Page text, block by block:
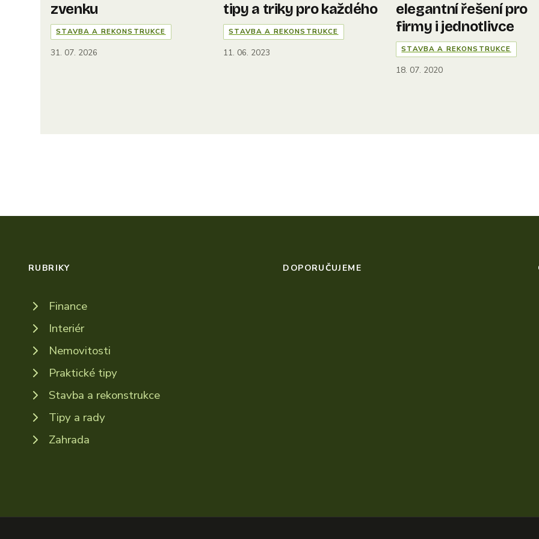
zvenku
STAVBA A REKONSTRUKCE
31. 07. 2026
tipy a triky pro každého
STAVBA A REKONSTRUKCE
11. 06. 2023
elegantní řešení pro
firmy i jednotlivce
STAVBA A REKONSTRUKCE
18. 07. 2020
RUBRIKY
Finance
Interiér
Nemovitosti
Praktické tipy
Stavba a rekonstrukce
Tipy a rady
Zahrada
DOPORUČUJEME